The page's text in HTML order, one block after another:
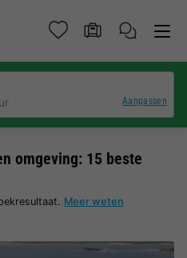
Aanpassen
omgeving: 15 beste
Meer weten